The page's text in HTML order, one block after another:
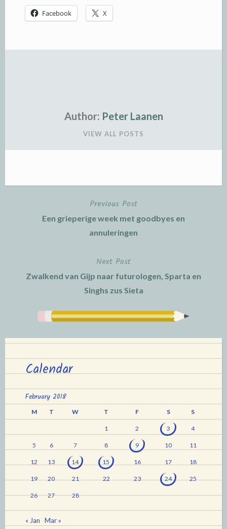
Facebook X
Author: Peter Laanen
VIEW ALL POSTS
Previous Post
Een grieperige week met goodbyes en
annuleringen
Next Post
Zwalkend van Gijp naar futurologen, Sparta en
Singhs zus Sieta
Calendar
February 2018
M T W T F S S
1 2 3 4
5 6 7 8 9 10 11
12 13 14 15 16 17 18
19 20 21 22 23 24 25
26 27 28
« Jan Mar »